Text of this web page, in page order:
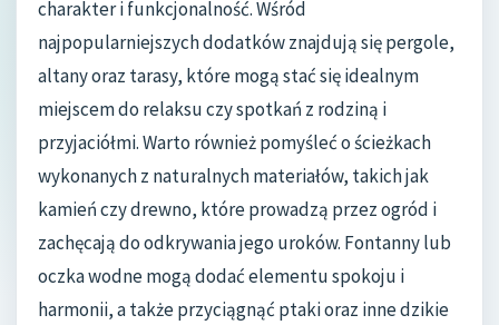
charakter i funkcjonalność. Wśród
najpopularniejszych dodatków znajdują się pergole,
altany oraz tarasy, które mogą stać się idealnym
miejscem do relaksu czy spotkań z rodziną i
przyjaciółmi. Warto również pomyśleć o ścieżkach
wykonanych z naturalnych materiałów, takich jak
kamień czy drewno, które prowadzą przez ogród i
zachęcają do odkrywania jego uroków. Fontanny lub
oczka wodne mogą dodać elementu spokoju i
harmonii, a także przyciągnąć ptaki oraz inne dzikie